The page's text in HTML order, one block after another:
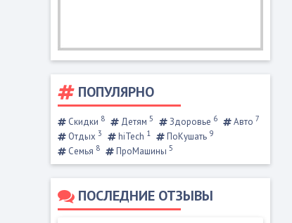
ПОПУЛЯРНО
Скидки 8 Детям 5 Здоровье 6 Авто 7
Отдых 3 hiTech 1 ПоКушать 9
Семья 8 ПроМашины 5
ПОСЛЕДНИЕ ОТЗЫВЫ